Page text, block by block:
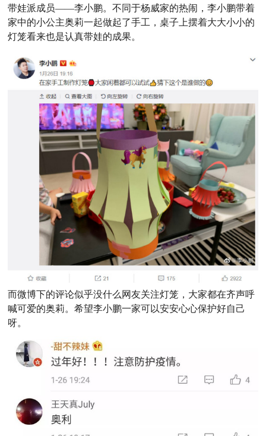
带娃派成员——李小鹏。不同于杨威家的热闹，李小鹏带着
家中的小公主奥莉一起做起了手工，桌子上摆着大大小小的
灯笼看来也是认真带娃的成果。
而微博下的评论似乎没什么网友关注灯笼，大家都在齐声呼
喊可爱的奥莉。希望李小鹏一家可以安安心心保护好自己
呀。